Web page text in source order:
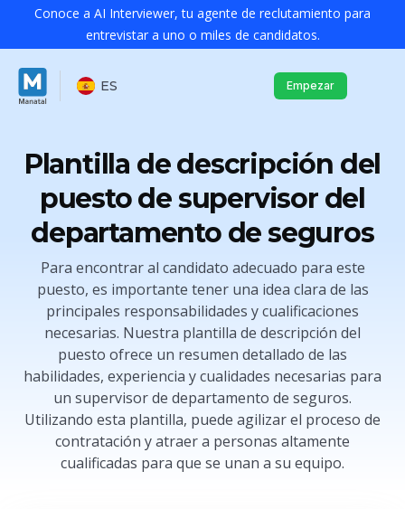
Conoce a AI Interviewer, tu agente de reclutamiento para
entrevistar a uno o miles de candidatos.
ES Empezar
Plantilla de descripción del
puesto de supervisor del
departamento de seguros
Para encontrar al candidato adecuado para este
puesto, es importante tener una idea clara de las
principales responsabilidades y cualificaciones
necesarias. Nuestra plantilla de descripción del
puesto ofrece un resumen detallado de las
habilidades, experiencia y cualidades necesarias para
un supervisor de departamento de seguros.
Utilizando esta plantilla, puede agilizar el proceso de
contratación y atraer a personas altamente
cualificadas para que se unan a su equipo.